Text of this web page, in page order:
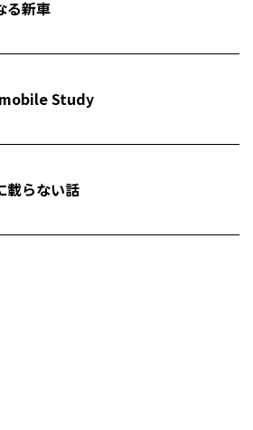
る新車
Study
載らない話